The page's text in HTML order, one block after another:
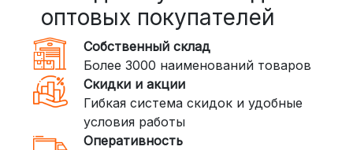
Сроки — от 2 дней, стоимость — от
350 рублей
DPD: Международная служба
доставки, которая работает и
внутри России. Сроки — от 2 дней,
стоимость — от 400 рублей
3. Доставка крупногабаритных грузов
оптовых покупателей
Собственный склад
Более 3000 наименований товаров
Скидки и акции
Гибкая система скидок и удобные
условия работы
Оперативность